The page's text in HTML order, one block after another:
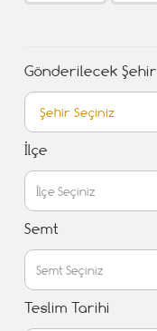
Gönderilecek Şehir
İlçe
Semt
Teslim Tarihi